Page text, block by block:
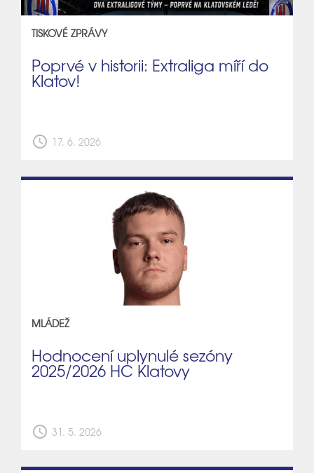
TISKOVÉ ZPRÁVY
Poprvé v historii: Extraliga míří do
Klatov!
schedule 17. 6. 2026
MLÁDEŽ
Hodnocení uplynulé sezóny
2025/2026 HC Klatovy
schedule 31. 5. 2026